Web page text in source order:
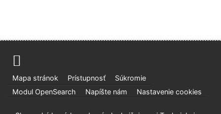
Mapa stránok Prístupnosť
Súkromie
Modul OpenSearch
Napíšte nám Nastavenie cookies